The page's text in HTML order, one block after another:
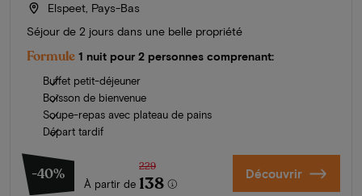
Elspeet, Pays-Bas
Séjour de 2 jours dans une belle propriété
Formule 1 nuit pour 2 personnes comprenant:
Buffet petit-déjeuner
Boisson de bienvenue
Soupe-repas avec plateau de pains
Départ tardif
-40%
À partir de
229
138 Découvrir